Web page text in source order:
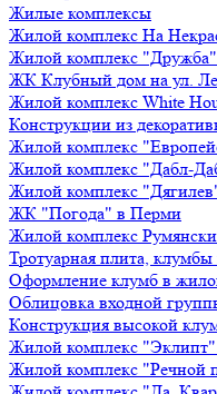
Жилые комплексы
Жилой комплекс На
Жилой комплекс
ЖК Клубный дом на ул.
Жилой комплекс White
Конструкции из
Жилой комплекс
Жилой комплекс "Дабл-
Жилой комплекс
ЖК "Погода" в Перми
Жилой комплекс
Тротуарная плита,
Оформление клумб в
Облицовка входной
Конструкция высокой
Жилой комплекс
Жилой комплекс "Речной